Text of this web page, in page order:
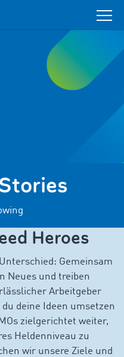
Heroes
Gemeinsam
Neues und treiben
Arbeitgeber
deine Ideen umsetzen
zielgerichtet weiter,
Heldenniveau zu
wir unsere Ziele und